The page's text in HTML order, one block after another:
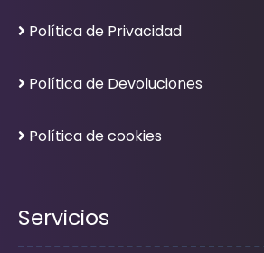
Política de Privacidad
Política de Devoluciones
Política de cookies
Servicios